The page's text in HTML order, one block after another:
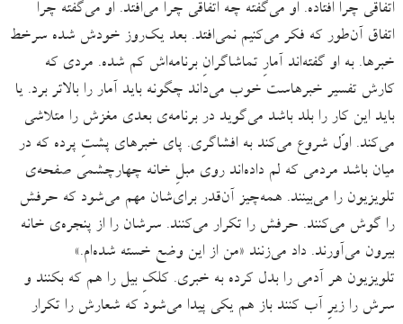
اتفاقی چرا افتاده. او می‌گفته چه اتفاقی چرا می‌افتد. او می‌گفته چرا
اتفاق آن‌طور که فکر می‌کنیم نمی‌افتد. بعد یک‌روز خودش شده سرخط
خبرها. به او گفته‌اند آمارِ تماشاگرانِ برنامه‌اش کم شده. مردی که
کارش تفسیر خبرهاست خوب می‌داند چگونه باید آمار را بالاتر برد. یا
باید این کار را بلد باشد می‌گوید در برنامه‌ی بعدی مغزش را متلاشی
می‌کند. اوّل شروع می‌کند به افشاگری. پای خبرهای پشتِ پرده که در
میان باشد مردمی که لم داده‌اند روی مبلِ خانه چهارچشمی صفحه‌ی
تلویزیون را می‌بینند. همه‌چیز آن‌قدر برای‌شان مهم می‌شود که حرفش
را گوش می‌کنند. حرفش را تکرار می‌کنند. سرشان را از پنجره‌ی خانه
بیرون می‌آورند. داد می‌زنند «من از این وضع خسته شده‌ام.»
تلویزیون هر آدمی را بدل کرده به خبری. کلکِ بیل را هم که بکنند و
سرش را زیرِ آب کنند باز هم یکی پیدا می‌شود که شعارش را تکرار